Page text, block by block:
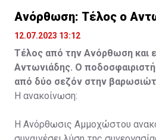
Ανόρθωση: Τέλος ο
12.07.2023 13:12
Τέλος από την Ανόρθωση και
Αντωνιάδης. Ο
από δύο σεζόν στην
Η ανακοίνωση:
Η Ανόρθωσις Αμμοχώστου